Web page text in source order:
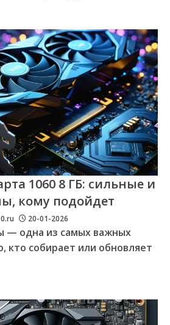
1060 8 ГБ: сильные и
кому подойдет
20-01-2026
— одна из самых важных
кто собирает или обновляет